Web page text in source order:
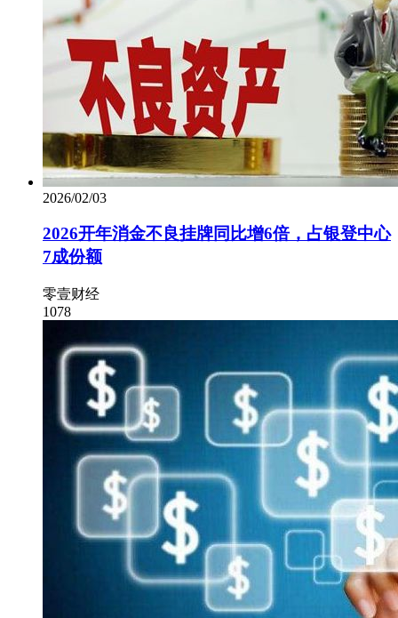
2026/02/03
2026开年消金不良挂牌同比增6倍，占银登中心
7成份额
零壹财经
1078